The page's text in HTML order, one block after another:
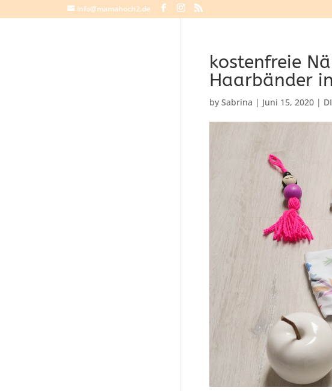
info@mamahoch2.de
kostenfreie
Haarbänder
bySabrina | Juni 15, 2020 |